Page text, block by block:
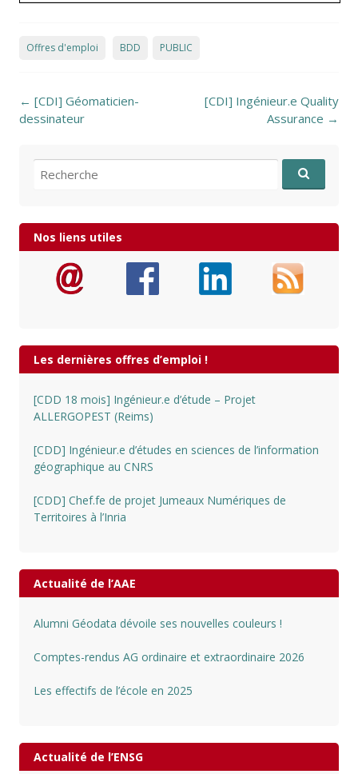
Offres d'emploi BDD PUBLIC
Post navigation
← [CDI] Géomaticien-
dessinateur
[CDI] Ingénieur.e Quality
Assurance →
Recherche pour:
Nos liens utiles
Les dernières offres d’emploi !
[CDD 18 mois] Ingénieur.e d’étude – Projet
ALLERGOPEST (Reims)
[CDD] Ingénieur.e d’études en sciences de l’information
géographique au CNRS
[CDD] Chef.fe de projet Jumeaux Numériques de
Territoires à l’Inria
Actualité de l’AAE
Alumni Géodata dévoile ses nouvelles couleurs !
Comptes-rendus AG ordinaire et extraordinaire 2026
Les effectifs de l’école en 2025
Actualité de l’ENSG